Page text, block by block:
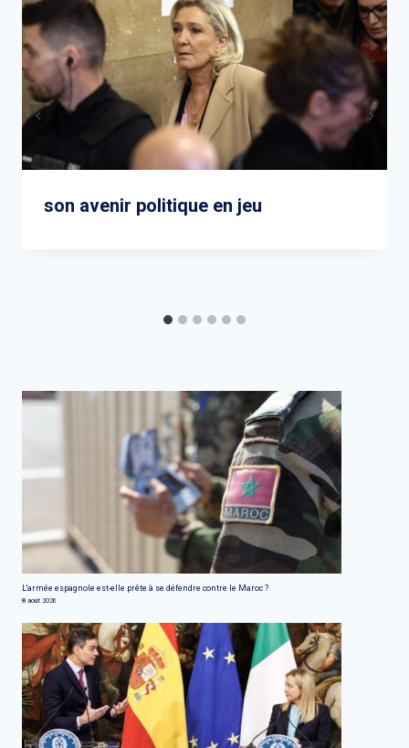
son avenir politique en jeu
L'armée espagnole est-elle prête à se défendre contre le Maroc ?
8 août 2026